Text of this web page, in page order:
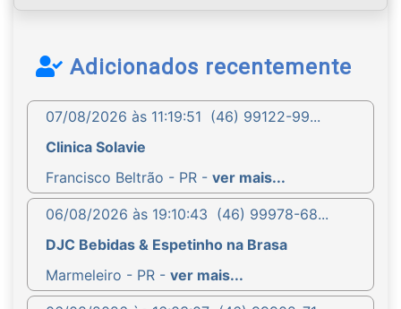
Adicionados recentemente
07/08/2026 às 11:19:51 (46) 99122-99...
Clinica Solavie
Francisco Beltrão - PR - ver mais...
06/08/2026 às 19:10:43 (46) 99978-68...
DJC Bebidas & Espetinho na Brasa
Marmeleiro - PR - ver mais...